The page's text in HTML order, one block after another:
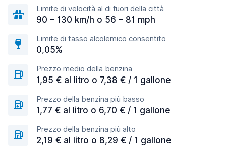
Limite di velocità al di fuori della città
90 – 130 km/h o 56 – 81 mph
Limite di tasso alcolemico consentito
0,05%
Prezzo medio della benzina
1,95 € al litro o 7,38 € / 1 gallone
Prezzo della benzina più basso
1,77 € al litro o 6,70 € / 1 gallone
Prezzo della benzina più alto
2,19 € al litro o 8,29 € / 1 gallone